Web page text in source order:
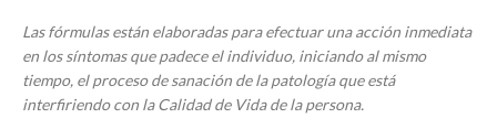
Las fórmulas están elaboradas para efectuar una acción inmediata
en los síntomas que padece el individuo, iniciando al mismo
tiempo, el proceso de sanación de la patología que está
interfiriendo con la Calidad de Vida de la persona.